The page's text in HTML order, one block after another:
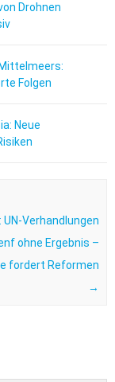
Drohnen
Folgen
Neue
UN-Verhandlungen
ohne Ergebnis –
fordert Reformen
→